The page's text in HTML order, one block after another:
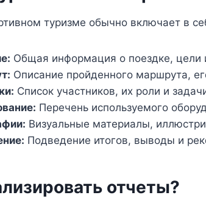
туризме обычно включает в
Общая информация о поездке, цели
Описание пройденного маршрута,
Список участников, их роли и
Перечень используемого
Визуальные материалы,
Подведение итогов, выводы и
отчеты?